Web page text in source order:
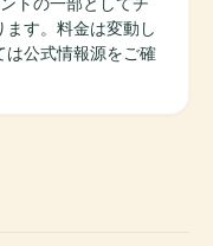
す。料金は変動し
は公式情報源をご確